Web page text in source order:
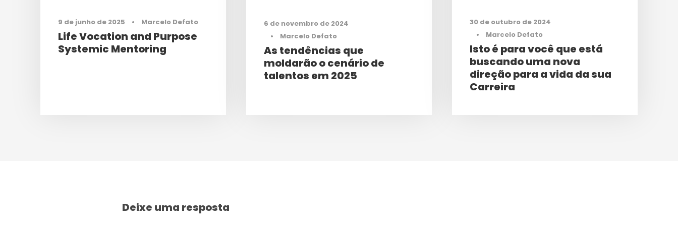
9 de junho de 2025 • Marcelo Defato
Life Vocation and Purpose
Systemic Mentoring
6 de novembro de 2024
•
Marcelo Defato
As tendências que
moldarão o cenário de
talentos em 2025
30 de outubro de 2024
•
Marcelo Defato
Isto é para você que está
buscando uma nova
direção para a vida da sua
Carreira
Deixe uma resposta